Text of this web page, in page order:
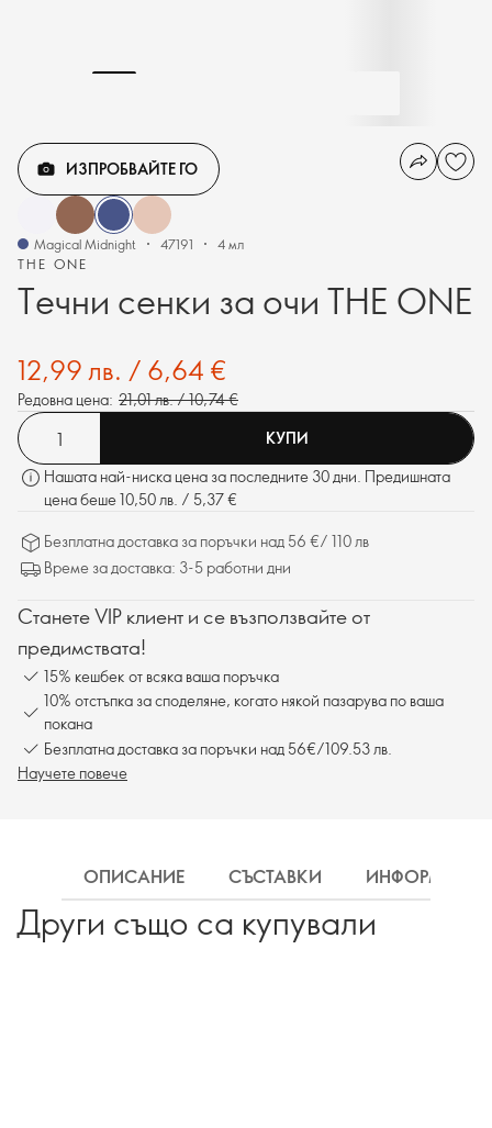
THE ONE
Течни сенки за очи THE ONE
ИЗПРОБВАЙТЕ ГО
Magical Midnight 47191 4 мл
12,99 лв. / 6,64 €
Редовна цена: 21,01 лв. / 10,74 €
КУПИ
Нашата най-ниска цена за последните 30 дни. Предишната
цена беше 10,50 лв. / 5,37 €
Безплатна доставка за поръчки над 56 €/ 110 лв
Време за доставка: 3-5 работни дни
Станете VIP клиент и се възползвайте от
предимствата!
15% кешбек от всяка ваша поръчка
10% отстъпка за споделяне, когато някой пазарува по ваша
покана
Безплатна доставка за поръчки над 56€/109.53 лв.
Научете повече
ОПИСАНИЕ СЪСТАВКИ ИНФОРМАЦИЯ
Други също са купували